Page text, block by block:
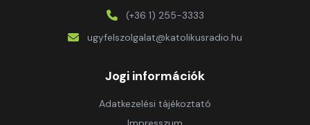
(+36 1) 255-3333
ugyfelszolgalat@katolikusradio.hu
Jogi információk
Adatkezelési tájékoztató